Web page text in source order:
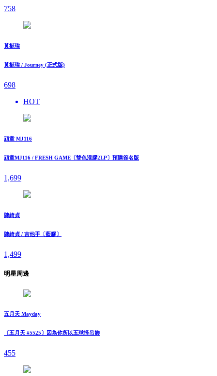
758
黃挺瑋
黃挺瑋 / Journey (正式版)
698
HOT
頑童 MJ116
頑童MJ116 / FRESH GAME〔雙色混膠2LP〕預購簽名版
1,699
陳綺貞
陳綺貞 / 吉他手〔藍膠〕
1,499
明星周邊
五月天 Mayday
〔五月天 #5525〕因為你所以五球怪吊飾
455